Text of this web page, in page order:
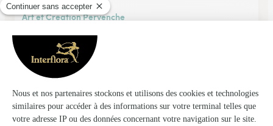
Art et Creation Pervenche
La Couronne
★4.6 (198)
74 quater, route de Bordeaux